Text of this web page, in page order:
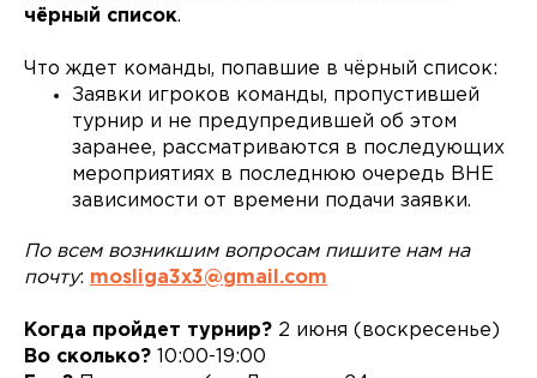
чёрный список.
Что ждет команды, попавшие в чёрный список:
Заявки игроков команды, пропустившей
турнир и не предупредившей об этом
заранее, рассматриваются в последующих
мероприятиях в последнюю очередь ВНЕ
зависимости от времени подачи заявки.
По всем возникшим вопросам пишите нам на
почту: mosliga3x3@gmail.com
Когда пройдет турнир? 2 июня (воскресенье)
Во сколько? 10:00-19:00